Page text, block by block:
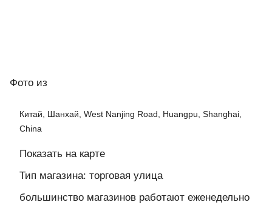
Фото из
Китай, Шанхай, West Nanjing Road, Huangpu, Shanghai,
China
Показать на карте
Тип магазина: торговая улица
большинство магазинов работают еженедельно